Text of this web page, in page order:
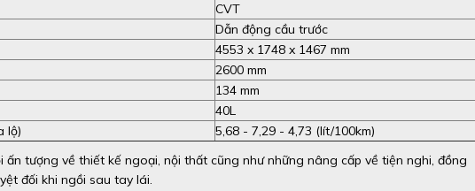
CVT
Dẫn động cầu trước
4553 x 1748 x 1467 mm
2600 mm
134 mm
40L
lộ)
5,68 - 7,29 - 4,73 (lít/100km)
tượng về thiết kế ngoại, nội thất cũng như những nâng cấp về tiện nghi, đồng
đối khi ngồi sau tay lái.